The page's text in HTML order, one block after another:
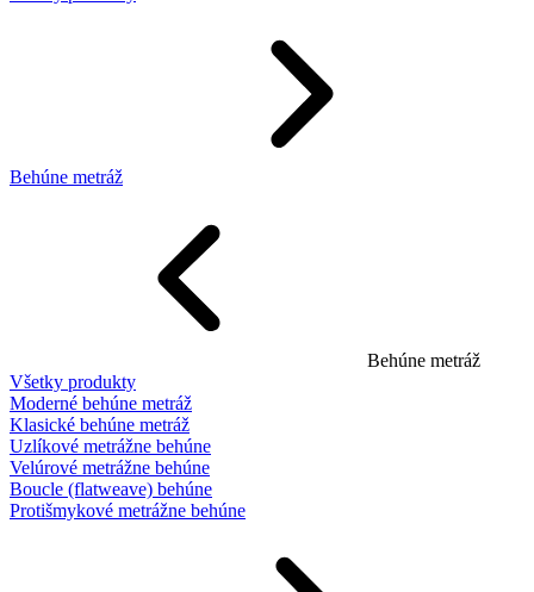
Behúne metráž
Behúne metráž
Všetky produkty
Moderné behúne metráž
Klasické behúne metráž
Uzlíkové metrážne behúne
Velúrové metrážne behúne
Boucle (flatweave) behúne
Protišmykové metrážne behúne